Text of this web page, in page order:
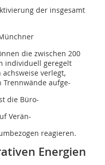
der insgesamt
die zwischen 200
individuell geregelt
verlegt,
aufge-
die Büro-
Verän-
reagieren.
Energien